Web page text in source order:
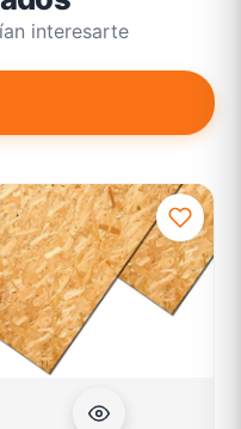
interesarte